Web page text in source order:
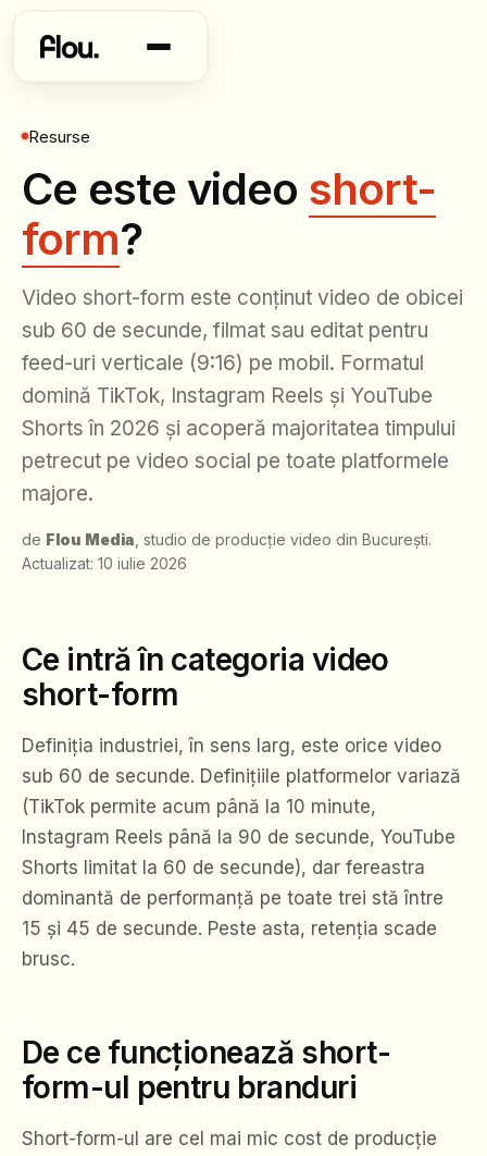
Resurse
Ce este video short-
form?
Video short-form este conținut video de obicei
sub 60 de secunde, filmat sau editat pentru
feed-uri verticale (9:16) pe mobil. Formatul
domină TikTok, Instagram Reels și YouTube
Shorts în 2026 și acoperă majoritatea timpului
petrecut pe video social pe toate platformele
majore.
de Flou Media , studio de producție video din București.
Actualizat: 10 iulie 2026
Ce intră în categoria video
short-form
Definiția industriei, în sens larg, este orice video
sub 60 de secunde. Definițiile platformelor variază
(TikTok permite acum până la 10 minute,
Instagram Reels până la 90 de secunde, YouTube
Shorts limitat la 60 de secunde), dar fereastra
dominantă de performanță pe toate trei stă între
15 și 45 de secunde. Peste asta, retenția scade
brusc.
De ce funcționează short-
form-ul pentru branduri
Short-form-ul are cel mai mic cost de producție